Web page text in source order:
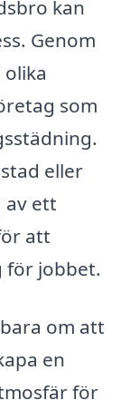
kan
Genom
som
eller
av ett
att
för jobbet.
om att
en
för